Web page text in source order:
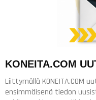
KONEITA.COM
Liittymällä KONEITA.COM
ensimmäisenä tiedon